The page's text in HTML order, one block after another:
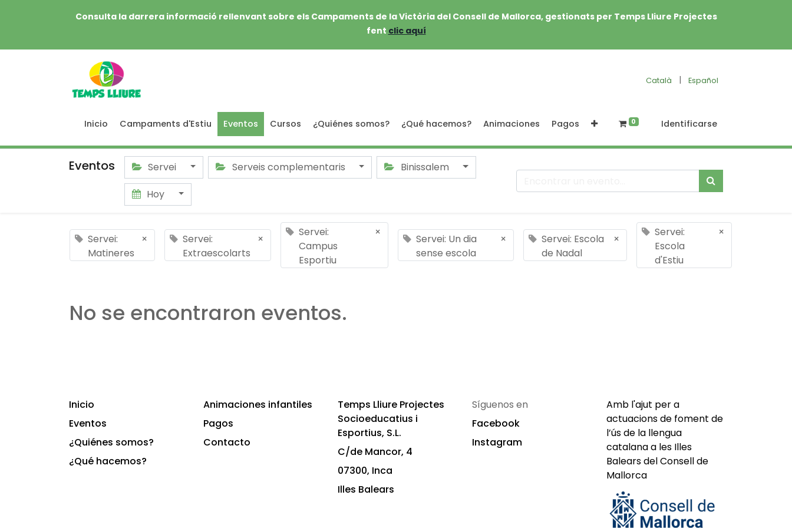
Consulta la darrera informació rellenvant sobre els Campaments de la Victòria del Consell de Mallorca, gestionats per Temps Lliure Projectes
fent clic aquí
Català | Español
Inicio Campaments d'Estiu Eventos Cursos ¿Quiénes somos? ¿Qué hacemos? Animaciones Pagos 0 Identificarse
Eventos Servei Serveis complementaris
Binissalem
Hoy
Servei:
Matineres
×
Servei:
Extraescolarts
×
Servei:
Campus
Esportiu
×
Servei: Un dia
sense escola
×
Servei: Escola
de Nadal
×
Servei:
Escola
d'Estiu
×
No se encontraron eventos.
Inicio
Eventos
¿Quiénes somos?
¿Qué hacemos?
Animaciones infantiles
Pagos
Contacto
Temps Lliure Projectes
Socioeducatius i
Esportius, S.L.
C/de Mancor, 4
07300, Inca
Illes Balears
Síguenos en
Facebook
Instagram
Amb l'ajut per a
actuacions de foment de
l’ús de la llengua
catalana a les Illes
Balears del Consell de
Mallorca